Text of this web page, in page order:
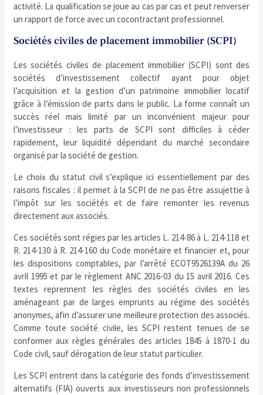
activité. La qualification se joue au cas par cas et peut renverser
un rapport de force avec un cocontractant professionnel.
Sociétés civiles de placement immobilier (SCPI)
Les sociétés civiles de placement immobilier (SCPI) sont des
sociétés d’investissement collectif ayant pour objet
l’acquisition et la gestion d’un patrimoine immobilier locatif
grâce à l’émission de parts dans le public. La forme connaît un
succès réel mais limité par un inconvénient majeur pour
l’investisseur : les parts de SCPI sont difficiles à céder
rapidement, leur liquidité dépendant du marché secondaire
organisé par la société de gestion.
Le choix du statut civil s’explique ici essentiellement par des
raisons fiscales : il permet à la SCPI de ne pas être assujettie à
l’impôt sur les sociétés et de faire remonter les revenus
directement aux associés.
Ces sociétés sont régies par les articles L. 214-86 à L. 214-118 et
R. 214-130 à R. 214-160 du Code monétaire et financier et, pour
les dispositions comptables, par l’arrêté ECOT9526139A du 26
avril 1995 et par le règlement ANC 2016-03 du 15 avril 2016. Ces
textes reprennent les règles des sociétés civiles en les
aménageant par de larges emprunts au régime des sociétés
anonymes, afin d’assurer une meilleure protection des associés.
Comme toute société civile, les SCPI restent tenues de se
conformer aux règles générales des articles 1845 à 1870-1 du
Code civil, sauf dérogation de leur statut particulier.
Les SCPI entrent dans la catégorie des fonds d’investissement
alternatifs (FIA) ouverts aux investisseurs non professionnels